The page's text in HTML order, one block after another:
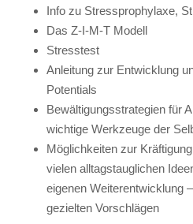
Info zu Stressprophylaxe,
Das Z-I-M-T Modell
Stresstest
Anleitung zur Entwicklung
Potentials
Bewältigungsstrategien für
wichtige Werkzeuge der
Möglichkeiten zur
vielen alltagstauglichen
eigenen Weiterentwicklung
gezielten Vorschlägen